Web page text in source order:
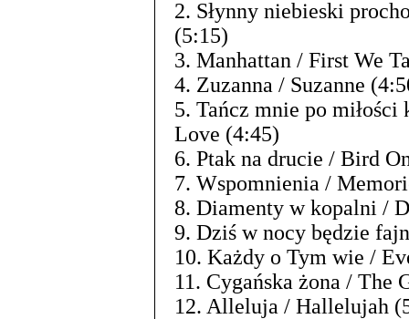
2. Słynny niebieski
(5:15)
3. Manhattan / First We
4. Zuzanna / Suzanne
5. Tańcz mnie po
Love (4:45)
6. Ptak na drucie / Bird
7. Wspomnienia /
8. Diamenty w kopalni /
9. Dziś w nocy będzie
10. Każdy o Tym wie /
11. Cygańska żona / The
12. Alleluja / Hallelujah